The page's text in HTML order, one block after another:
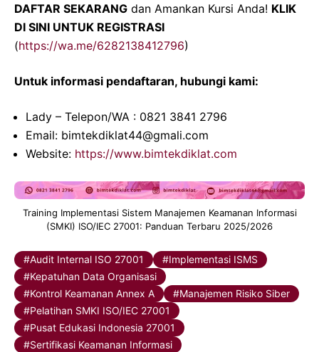
DAFTAR SEKARANG dan Amankan Kursi Anda! KLIK
DI SINI UNTUK REGISTRASI
(https://wa.me/6282138412796)
Untuk informasi pendaftaran, hubungi kami:
Lady – Telepon/WA : 0821 3841 2796
Email: bimtekdiklat44@gmali.com
Website: https://www.bimtekdiklat.com
Training Implementasi Sistem Manajemen Keamanan Informasi
(SMKI) ISO/IEC 27001: Panduan Terbaru 2025/2026
Audit Internal ISO 27001
Implementasi ISMS
Kepatuhan Data Organisasi
Kontrol Keamanan Annex A
Manajemen Risiko Siber
Pelatihan SMKI ISO/IEC 27001
Pusat Edukasi Indonesia 27001
Sertifikasi Keamanan Informasi